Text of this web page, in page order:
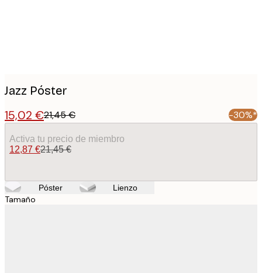
Jazz Póster
15,02 €21,45 € -30%*
Activa tu precio de miembro
12,87 €21,45 €
Póster Lienzo
Tamaño